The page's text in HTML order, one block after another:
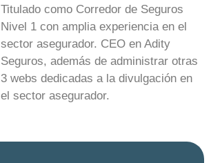
Titulado como Corredor de Seguros
Nivel 1 con amplia experiencia en el
sector asegurador. CEO en Adity
Seguros, además de administrar otras
3 webs dedicadas a la divulgación en
el sector asegurador.